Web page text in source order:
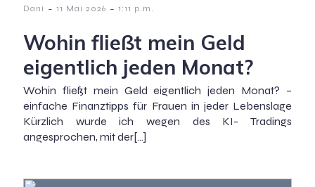
Dani - 11 Mai 2026 - 1:11 p.m.
Wohin fließt mein Geld
eigentlich jeden Monat?
Wohin fließt mein Geld eigentlich jeden Monat? –
einfache Finanztipps für Frauen in jeder Lebenslage
Kürzlich wurde ich wegen des KI- Tradings
angesprochen, mit der[…]